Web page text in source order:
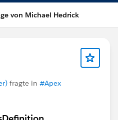
von Michael Hedrick
fragte in #Apex